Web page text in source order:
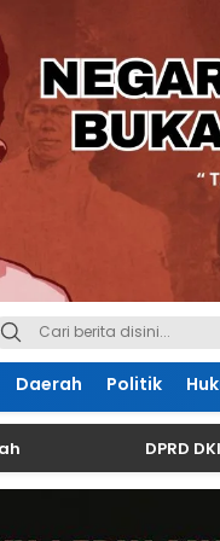
Daerah Politik
DPRD DKI